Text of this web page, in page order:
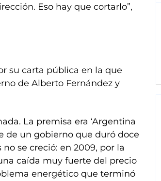
Eso hay que cortarlo”,
su carta pública en la que
de Alberto Fernández y
La premisa era ‘Argentina
de un gobierno que duró doce
se creció: en 2009, por la
caída muy fuerte del precio
energético que terminó